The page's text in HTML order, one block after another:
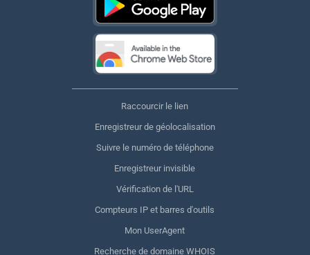
Raccourcir le lien
Enregistreur de géolocalisation
Suivre le numéro de téléphone
Enregistreur invisible
Vérification de l'URL
Compteurs IP et barres d'outils
Mon UserAgent
Recherche de domaine WHOIS